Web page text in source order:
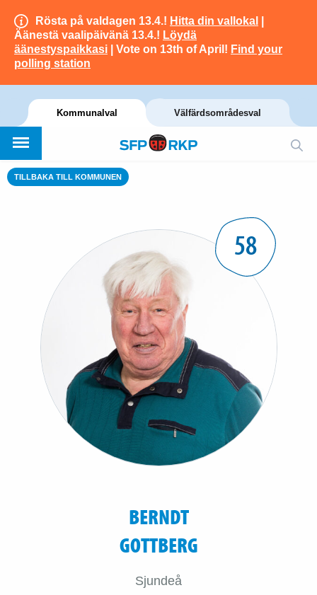
Rösta på valdagen 13.4.! Hitta din vallokal
Äänestä vaalipäivänä 13.4.! Löydä
äänestyspaikkasi | Vote on 13th of April! Find your
polling station
Kommunalval Välfärdsområdesval
TILLBAKA TILL KOMMUNEN
58
BERNDT
GOTTBERG
Sjundeå